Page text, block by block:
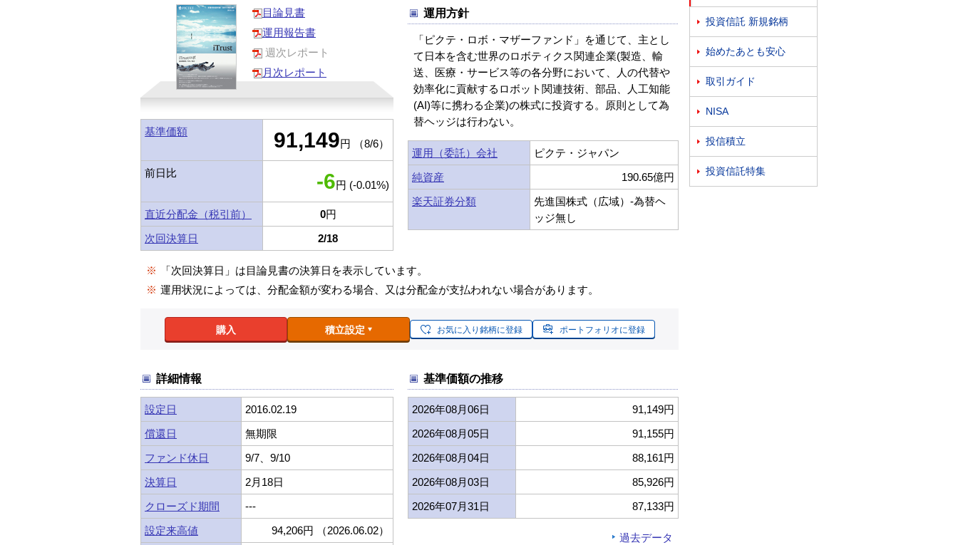
目論見書
運用報告書
週次レポート
月次レポート
基準価額 91,149円 （8/6）
前日比 -6円 (-0.01%)
直近分配金（税引前） 0円
次回決算日
2/18
運用方針
「ピクテ・ロボ・マザーファンド」を通じて、主とし
て日本を含む世界のロボティクス関連企業(製造、輸
送、医療・サービス等の各分野において、人の代替や
効率化に貢献するロボット関連技術、部品、人工知能
(AI)等に携わる企業)の株式に投資する。原則として為
替ヘッジは行わない。
運用（委託）会社
ピクテ・ジャパン
純資産
190.65億円
楽天証券分類
先進国株式（広域）-為替ヘ
ッジ無し
※
「次回決算日」は目論見書の決算日を表示しています。
※ 運用状況によっては、分配金額が変わる場合、又は分配金が支払われない場合があります。
購入 積立設定 お気に入り銘柄に登録 ポートフォリオに登録
詳細情報
設定日
2016.02.19
償還日
無期限
ファンド休日
9/7、9/10
決算日
2月18日
クローズド期間
---
設定来高値
94,206円 （2026.06.02）
基準価額の推移
2026年08月06日
91,149円
2026年08月05日
91,155円
2026年08月04日
88,161円
2026年08月03日
85,926円
2026年07月31日
87,133円
過去データ
 投資信託 新規銘柄
 始めたあとも安心
 取引ガイド
 NISA
 投信積立
 投資信託特集